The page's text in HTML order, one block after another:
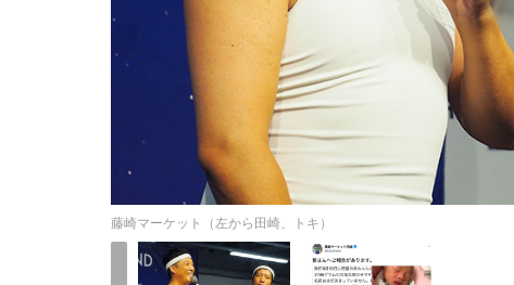
藤崎マーケット（左から田崎、トキ）